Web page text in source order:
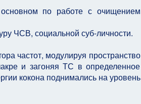
по работе с очищением
ЧСВ, социальной суб-личности.
частот, модулируя пространство
и загоняя ТС в определенное
кокона поднимались на уровень